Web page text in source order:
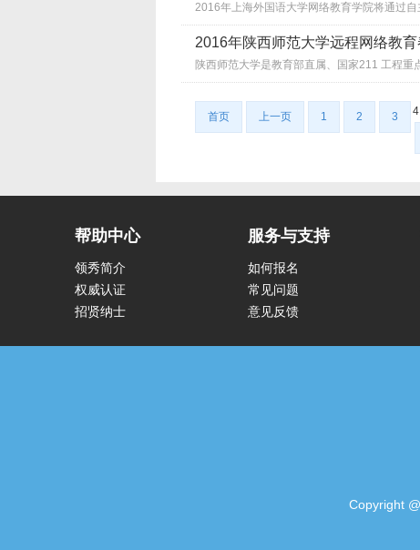
2016年上海外国语大学网络教育学院将通过自
2016年陕西师范大学远程网络教
陕西师范大学是教育部直属、国家211 工程重
首页 上一页 1 2 3 4
帮助中心
领秀简介
权威认证
招贤纳士
服务与支持
如何报名
常见问题
意见反馈
Copyright